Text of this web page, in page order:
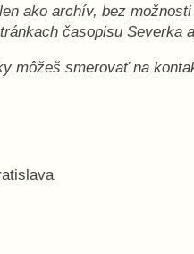
ako archív, bez
časopisu Severka
môžeš smerovať na